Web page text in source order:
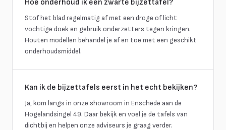
Hoe onderhoud ik een zwarte bijzettafel?
Stof het blad regelmatig af met een droge of licht
vochtige doek en gebruik onderzetters tegen kringen.
Houten modellen behandel je af en toe met een geschikt
onderhoudsmiddel.
Kan ik de bijzettafels eerst in het echt bekijken?
Ja, kom langs in onze showroom in Enschede aan de
Hogelandsingel 49. Daar bekijk en voel je de tafels van
dichtbij en helpen onze adviseurs je graag verder.